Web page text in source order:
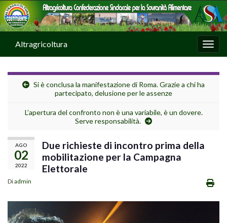
Altragricoltura
Si è conclusa la manifestazione di Roma. Grazie a chi ha
partecipato, delusione per le assenze
L’apertura del confronto non è una variabile, è un dovere.
Serve responsabilità.
AGO
02
2022
Due richieste di incontro prima della
mobilitazione per la Campagna
Elettorale
Diadmin